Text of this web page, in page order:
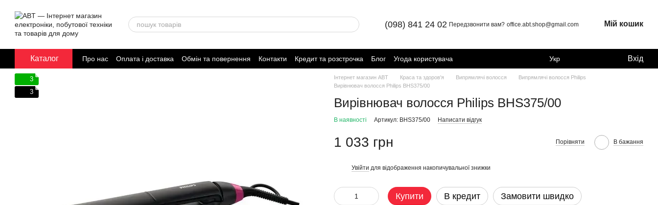
(098) 841 24 02 Передзвонити вам? office.abt.shop@gmail.com Мій кошик
Каталог Про нас Оплата і доставка Обмін та повернення Контакти Кредит та розстрочка Блог
Угода користувача
Договір публічної оферти
Укр Вхід
3
3
Інтернет магазин ABT Краса та здоров'я Випрямлячі волосся
Випрямлячі волосся Philips
Вирівнювач волосся Philips BHS375/00
Вирівнювач волосся Philips BHS375/00
В наявності Артикул: BHS375/00 Написати відгук
1 033 грн Порівняти В бажання
Увійти для відображення накопичувальної знижки
Купити В кредит Замовити швидко